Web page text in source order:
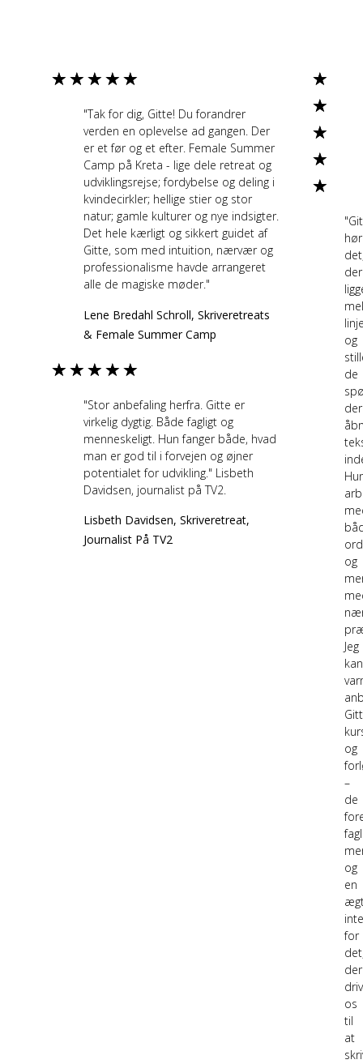
★ ★ ★ ★ ★
"Tak for dig, Gitte! Du forandrer
verden en oplevelse ad gangen. Der
er et før og et efter. Female Summer
Camp på Kreta - lige dele retreat og
udviklingsrejse; fordybelse og deling i
kvindecirkler; hellige stier og stor
natur; gamle kulturer og nye indsigter.
Det hele kærligt og sikkert guidet af
Gitte, som med intuition, nærvær og
professionalisme havde arrangeret
alle de magiske møder."
Lene Bredahl Schroll, Skriveretreats
& Female Summer Camp
★ ★ ★ ★ ★
"Stor anbefaling herfra. Gitte er
virkelig dygtig. Både fagligt og
menneskeligt. Hun fanger både, hvad
man er god til i forvejen og øjner
potentialet for udvikling." Lisbeth
Davidsen, journalist på TV2.
Lisbeth Davidsen, Skriveretreat,
Journalist På TV2
★
★
★
★
★
der
og
de
der
ord
og
Jeg
kan
og
–
de
og
en
for
der
os
til
at